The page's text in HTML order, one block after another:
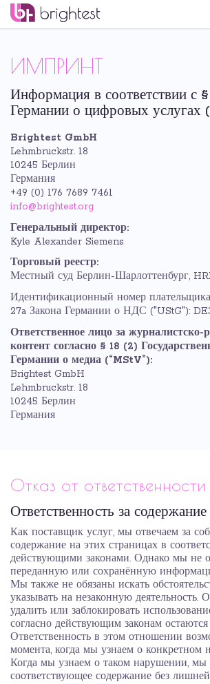
ИМПРИНТ
Информация в соответствии с
Германии о цифровых услугах
Brightest GmbH
Lehmbruckstr. 18
10245 Берлин
Германия
+49 (0) 176 7689 7461
info@brightest.org
Генеральный директор:
Kyle Alexander Siemens
Торговый реестр:
Местный суд Берлин-Шарлоттенбург,
Идентификационный номер
27a Закона Германии о НДС ("UStG"):
Ответственное лицо за журналистско-
контент согласно § 18 (2)
Германии о медиа (“MStV”):
Brightest GmbH
Lehmbruckstr. 18
10245 Берлин
Германия
Отказ от ответственности
Ответственность за содержание
Как поставщик услуг, мы отвечаем за
содержание на этих страницах в
действующими законами. Однако мы не
переданную или сохранённую
Мы также не обязаны искать
указывать на незаконную деятельность.
удалить или заблокировать
согласно действующим законам остаются
Ответственность в этом отношении
момента, когда мы узнаем о конкретном
Когда мы узнаем о таком нарушении, мы
соответствующее содержание без